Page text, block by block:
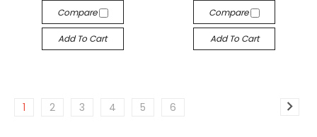
Compare
Add To Cart
Compare
Add To Cart
1 2 3 4 5 6